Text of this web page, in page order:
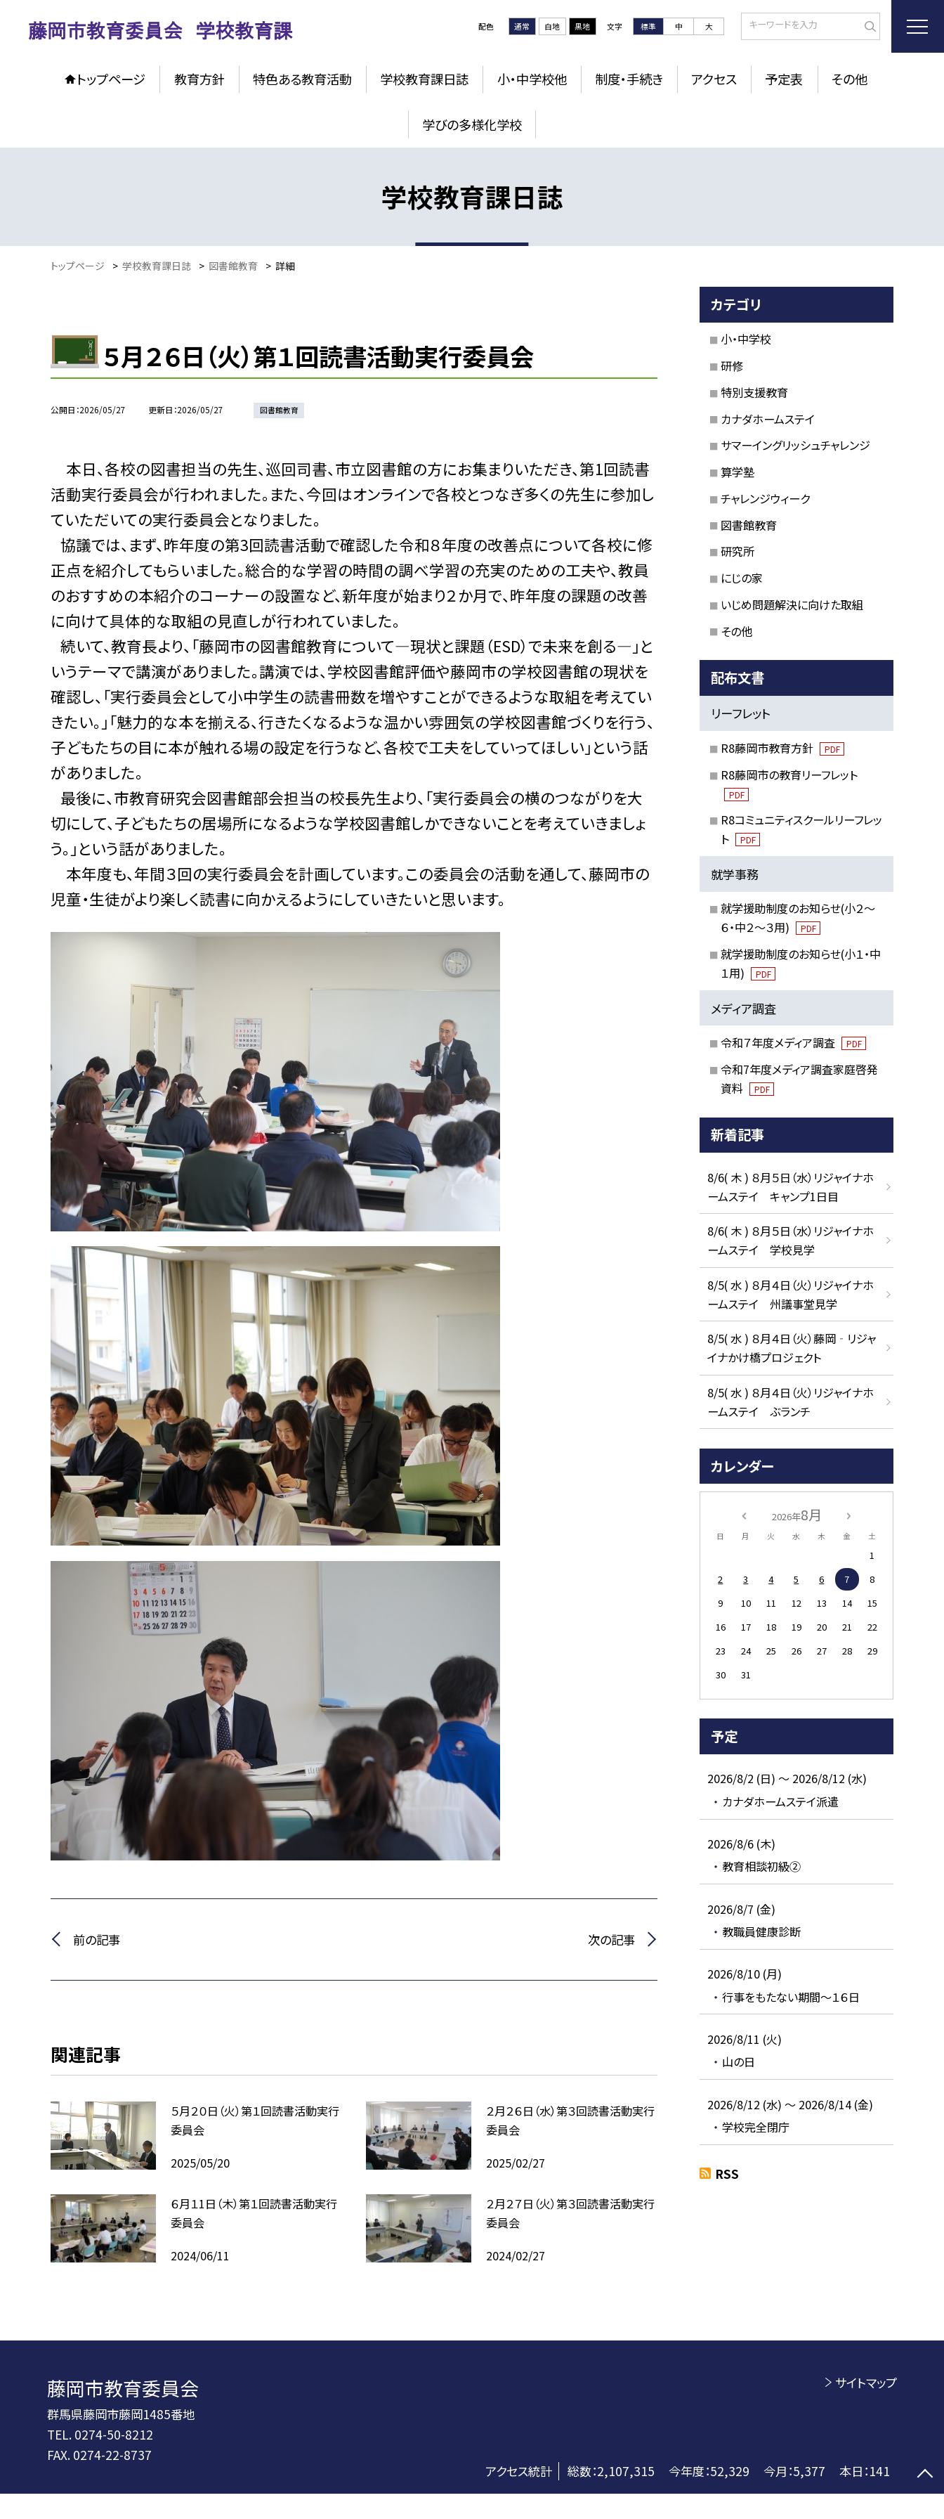
配色 通常 白地 黒地 文字 標準 中 大
トップページ 教育方針 特色ある教育活動 学校教育課日誌 小・中学校他 制度・手続き アクセス 予定表 その他
学びの多様化学校
学校教育課日誌
トップページ > 学校教育課日誌 > 図書館教育 > 詳細
５月２６日（火）第１回読書活動実行委員会
公開日 2026/05/27 更新日 2026/05/27 図書館教育
本日、各校の図書担当の先生、巡回司書、市立図書館の方にお集まりいただき、第1回読書
活動実行委員会が行われました。また、今回はオンラインで各校とつなぎ多くの先生に参加し
ていただいての実行委員会となりました。
協議では、まず、昨年度の第3回読書活動で確認した令和８年度の改善点について各校に修
正点を紹介してもらいました。総合的な学習の時間の調べ学習の充実のための工夫や、教員
のおすすめの本紹介のコーナーの設置など、新年度が始まり２か月で、昨年度の課題の改善
に向けて具体的な取組の見直しが行われていました。
続いて、教育長より、「藤岡市の図書館教育について―現状と課題（ESD）で未来を創る―」と
いうテーマで講演がありました。講演では、学校図書館評価や藤岡市の学校図書館の現状を
確認し、「実行委員会として小中学生の読書冊数を増やすことができるような取組を考えてい
きたい。」「魅力的な本を揃える、行きたくなるような温かい雰囲気の学校図書館づくりを行う、
子どもたちの目に本が触れる場の設定を行うなど、各校で工夫をしていってほしい」という話
がありました。
最後に、市教育研究会図書館部会担当の校長先生より、「実行委員会の横のつながりを大
切にして、子どもたちの居場所になるような学校図書館しかできないことを考えていきましょ
う。」という話がありました。
本年度も、年間３回の実行委員会を計画しています。この委員会の活動を通して、藤岡市の
児童・生徒がより楽しく読書に向かえるようにしていきたいと思います。
前の記事 次の記事
関連記事
５月２０日（火）第１回読書活動実行
委員会
2025/05/20
２月２６日（水）第３回読書活動実行
委員会
2025/02/27
６月１1日（木）第１回読書活動実行
委員会
2024/06/11
２月２７日（火）第３回読書活動実行
委員会
2024/02/27
カテゴリ
小・中学校
研修
特別支援教育
カナダホームステイ
サマーイングリッシュチャレンジ
算学塾
チャレンジウィーク
図書館教育
研究所
にじの家
いじめ問題解決に向けた取組
その他
配布文書
リーフレット
R8藤岡市教育方針 PDF
R8藤岡市の教育リーフレット
PDF
R8コミュニティスクールリーフレッ
ト
PDF
就学事務
就学援助制度のお知らせ(小２～
６・中２～３用)
PDF
就学援助制度のお知らせ(小１・中
１用)
PDF
メディア調査
令和７年度メディア調査 PDF
令和7年度メディア調査家庭啓発
資料
PDF
新着記事
8/6( 木 ) ８月５日（水）リジャイナホ
ームステイ キャンプ1日目
8/6( 木 ) ８月５日（水）リジャイナホ
ームステイ 学校見学
8/5( 水 ) ８月４日（火）リジャイナホ
ームステイ 州議事堂見学
8/5( 水 ) ８月４日（火）藤岡‐リジャ
イナかけ橋プロジェクト
8/5( 水 ) ８月４日（火）リジャイナホ
ームステイ ぶランチ
カレンダー
2026年8月
日 月 火 水 木 金 土
1
2
3 4 5 6 7
8
9
10 11 12 13 14
15
16
17 18 19 20 21
22
23
24 25 26 27 28
29
30
31
予定
2026/8/2 (日) ～ 2026/8/12 (水)
カナダホームステイ派遣
2026/8/6 (木)
教育相談初級②
2026/8/7 (金)
教職員健康診断
2026/8/10 (月)
行事をもたない期間～１６日
2026/8/11 (火)
山の日
2026/8/12 (水) ～ 2026/8/14 (金)
学校完全閉庁
RSS
藤岡市教育委員会
群馬県藤岡市藤岡1485番地
TEL. 0274-50-8212
FAX. 0274-22-8737
サイトマップ
アクセス統計 総数：2,107,315 今年度：52,329 今月：5,377 本日：141